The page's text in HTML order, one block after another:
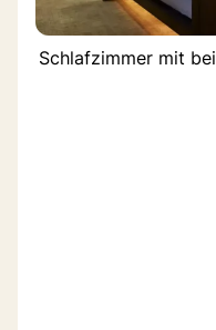
Schlafzimmer mit